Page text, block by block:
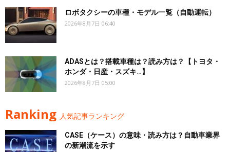
ロボタクシーの車種・モデル一覧（自動運転）
2026年8月7日 06:40
ADASとは？搭載車種は？読み方は？【トヨタ・
ホンダ・日産・スズキ…】
2026年8月7日 05:00
Ranking 人気記事ランキング
CASE（ケース）の意味・読み方は？自動車業界
の新潮流を示す